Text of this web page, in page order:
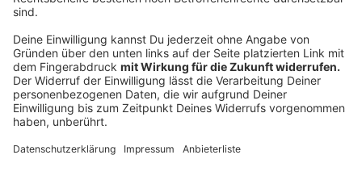
Fashion-Branche zu besetzen
Ihre Aufgaben sind Konsolidierung, Planung und
Durchführung der Importe. Sie identifizieren
potenzielle Lieferprobleme, bevor sie auftreten und
ergreifen Korrekturmaßnahmen. Weitere Tätigkeiten:
Sicherstellung der Qualität der Lieferungen und
aller anfallenden Aufgaben für die hausinterne